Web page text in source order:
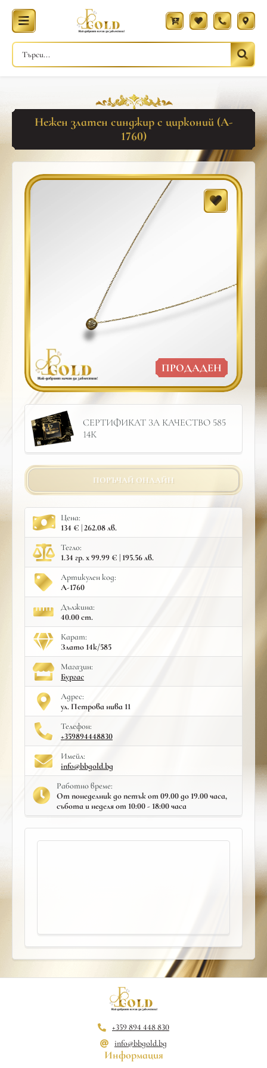
Нежен златен синджир с цирконий (A-
1760)
ПРОДАДЕН
СЕРТИФИКАТ ЗА КАЧЕСТВО 585
14К
ПОРЪЧАЙ ОНЛАЙН
Цена:
134 € | 262.08 лв.
Тегло:
1.34 гр. x 99.99 € | 195.56 лв.
Артикулен код:
A-1760
Дължина:
40.00 cm.
Карат:
Злато 14к/585
Mагазин:
Бургас
Адрес:
ул. Петрова нива 11
Телефон:
+359894448830
Имейл:
info@bbgold.bg
Работно време:
От понеделник до петък от 09.00 до 19.00 часа,
събота и неделя от 10:00 - 18:00 часа
+359 894 448 830
info@bbgold.bg
Информация